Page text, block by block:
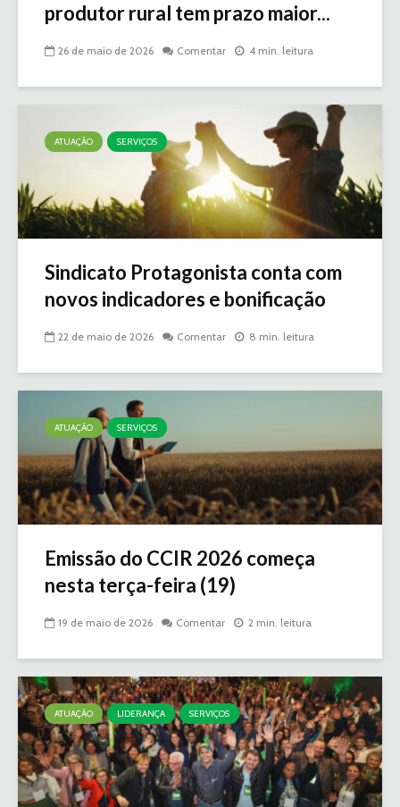
produtor rural tem prazo maior...
26 de maio de 2026 Comentar 4 min. leitura
ATUAÇÃO SERVIÇOS
Sindicato Protagonista conta com
novos indicadores e bonificação
22 de maio de 2026 Comentar 8 min. leitura
ATUAÇÃO SERVIÇOS
Emissão do CCIR 2026 começa
nesta terça-feira (19)
19 de maio de 2026 Comentar 2 min. leitura
ATUAÇÃO LIDERANÇA SERVIÇOS